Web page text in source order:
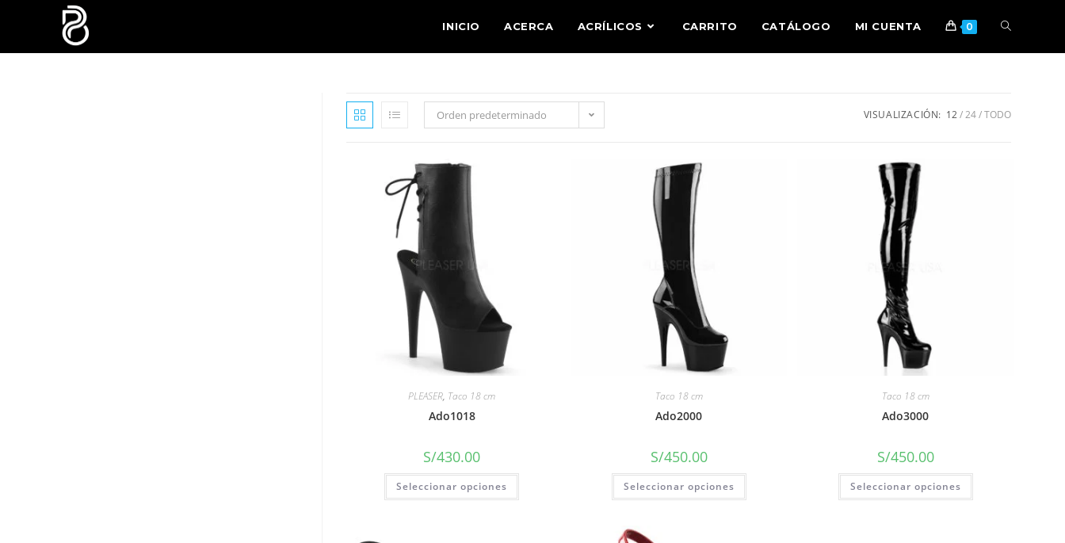
INICIO ACERCA ACRÍLICOS CARRITO CATÁLOGO MI CUENTA 0
Orden predeterminado VISUALIZACIÓN: 12 24 TODO
PLEASER, Taco 18 cm
Ado1018
S/430.00
Seleccionar opciones
Taco 18 cm
Ado2000
S/450.00
Seleccionar opciones
Taco 18 cm
Ado3000
S/450.00
Seleccionar opciones